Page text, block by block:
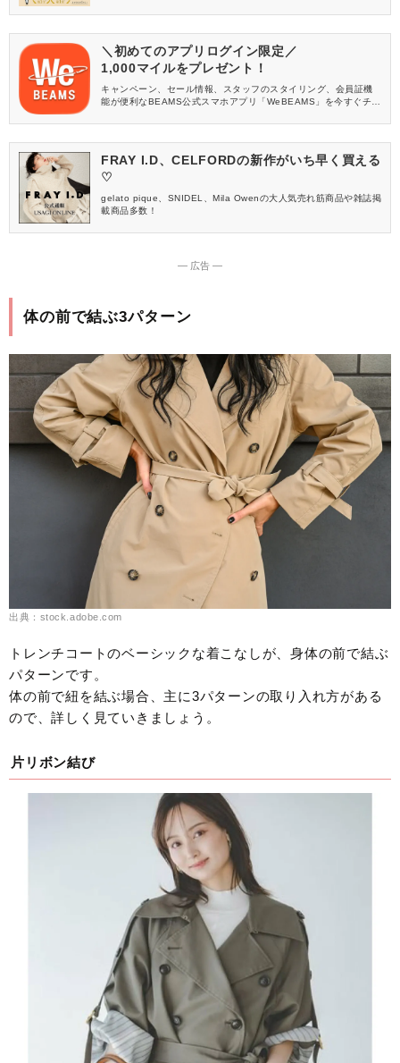
＼初めてのアプリログイン限定／
1,000マイルをプレゼント！
キャンペーン、セール情報、スタッフのスタイリング、会員証機
能が便利なBEAMS公式スマホアプリ「WeBEAMS」を今すぐチェ
FRAY I.D、CELFORDの新作がいち早く買える
♡
gelato pique、SNIDEL、Mila Owenの大人気売れ筋商品や雑誌掲
載商品多数！
― 広告 ―
体の前で結ぶ3パターン
出典：stock.adobe.com
トレンチコートのベーシックな着こなしが、身体の前で結ぶ
パターンです。
体の前で紐を結ぶ場合、主に3パターンの取り入れ方がある
ので、詳しく見ていきましょう。
片リボン結び